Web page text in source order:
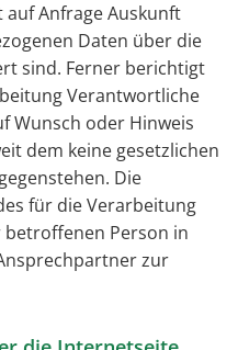
Anfrage Auskunft
Daten über die
sind. Ferner berichtigt
Verantwortliche
Wunsch oder Hinweis
dem keine gesetzlichen
Die
für die Verarbeitung
Person in
zur